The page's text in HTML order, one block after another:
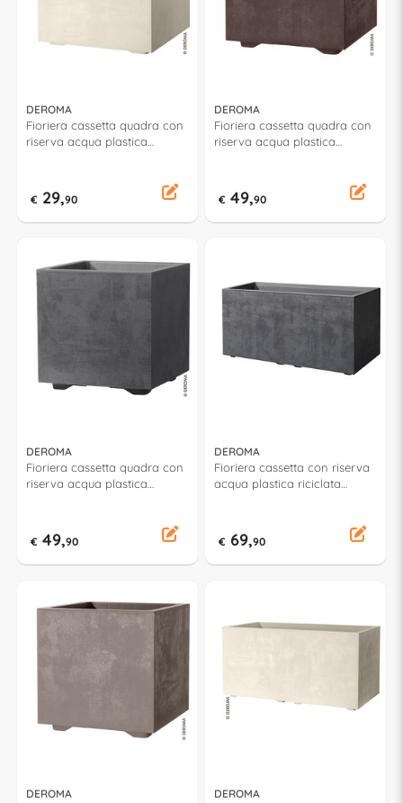
DEROMA
Fioriera cassetta quadra con
riserva acqua plastica
€ 29,90
DEROMA
Fioriera cassetta quadra con
riserva acqua plastica
Brownstone 9H83ZSZ216
€ 49,90
DEROMA
Fioriera cassetta quadra con
riserva acqua plastica
9H834SZ
€ 49,90
DEROMA
Fioriera cassetta con riserva
acqua plastica riciclata
9H934SZ
€ 69,90
DEROMA DEROMA